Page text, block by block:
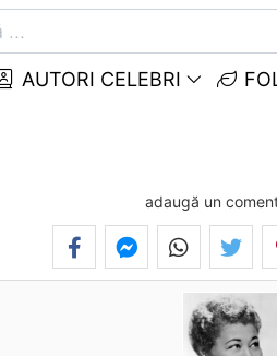
AUTORI CELEBRI
adaugă un